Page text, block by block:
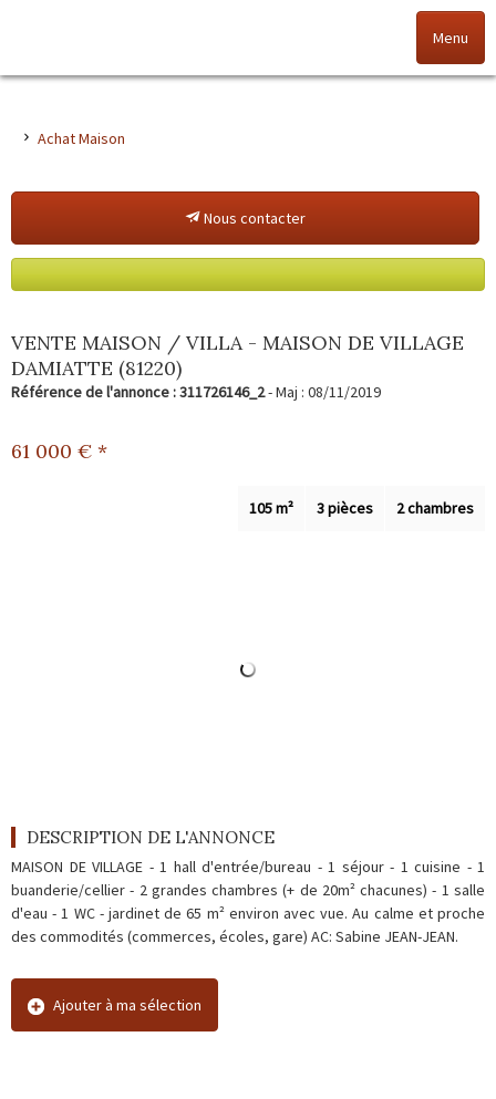
Menu
Vendez votre bien
Alerte immo
Gestion
Achat Maison
Nous contacter
VENTE MAISON / VILLA - MAISON DE VILLAGE
DAMIATTE (81220)
Référence de l'annonce : 311726146_2- Maj : 08/11/2019
61 000 € *
2 chambres
3 pièces
105 m²
DESCRIPTION DE L'ANNONCE
MAISON DE VILLAGE - 1 hall d'entrée/bureau - 1 séjour - 1 cuisine - 1
buanderie/cellier - 2 grandes chambres (+ de 20m² chacunes) - 1 salle
d'eau - 1 WC - jardinet de 65 m² environ avec vue. Au calme et proche
des commodités (commerces, écoles, gare) AC: Sabine JEAN-JEAN.
Ajouter à ma sélection